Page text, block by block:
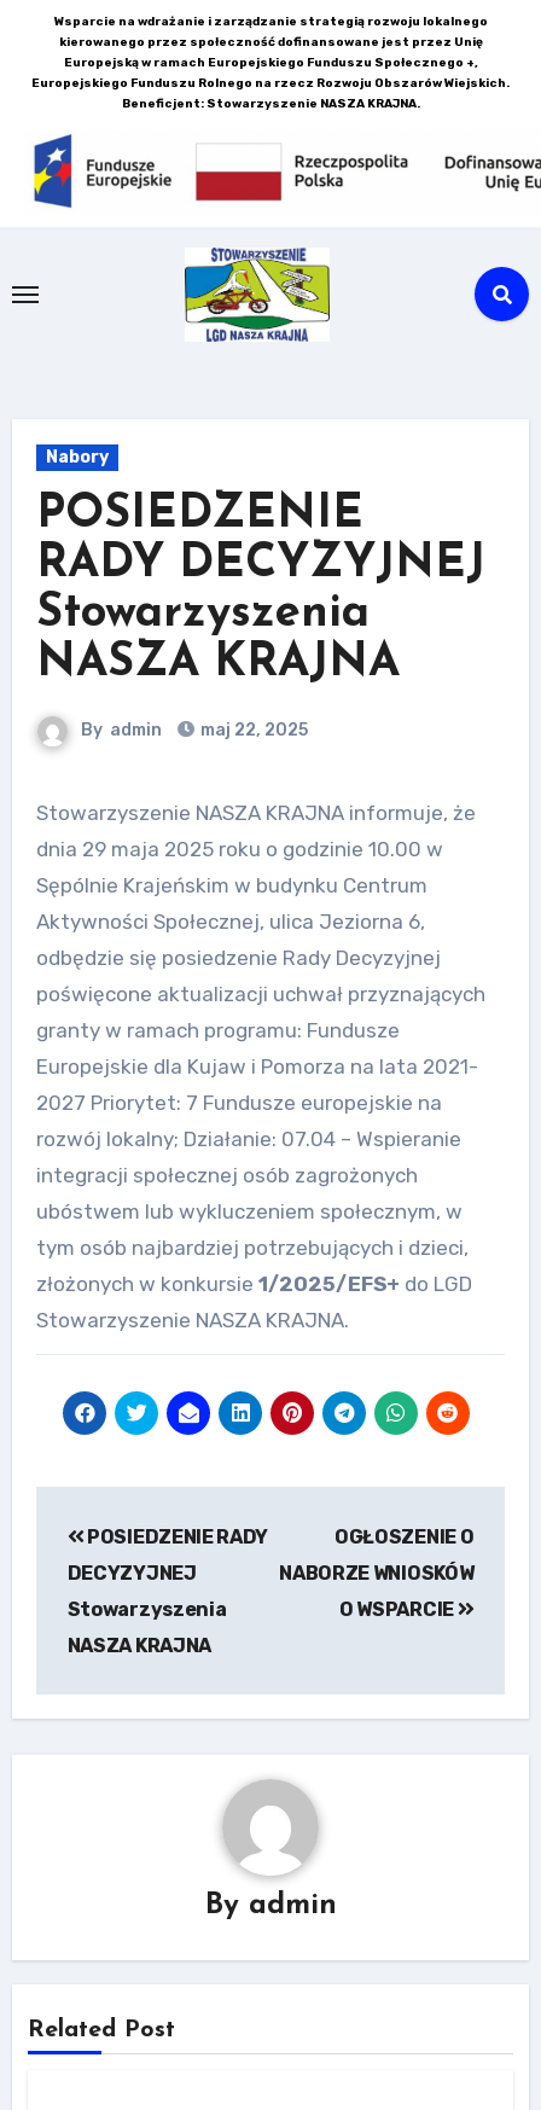
Wsparcie na wdrażanie i zarządzanie strategią rozwoju lokalnego
kierowanego przez społeczność dofinansowane jest przez Unię
Europejską w ramach Europejskiego Funduszu Społecznego +,
Europejskiego Funduszu Rolnego na rzecz Rozwoju Obszarów Wiejskich.
Beneficjent: Stowarzyszenie NASZA KRAJNA.
content
Nabory
POSIEDZENIE
RADY DECYZYJNEJ
Stowarzyszenia
NASZA KRAJNA
By admin maj 22, 2025
Stowarzyszenie NASZA KRAJNA informuje, że
dnia 29 maja 2025 roku o godzinie 10.00 w
Sępólnie Krajeńskim w budynku Centrum
Aktywności Społecznej, ulica Jeziorna 6,
odbędzie się posiedzenie Rady Decyzyjnej
poświęcone aktualizacji uchwał przyznających
granty w ramach programu: Fundusze
Europejskie dla Kujaw i Pomorza na lata 2021-
2027 Priorytet: 7 Fundusze europejskie na
rozwój lokalny; Działanie: 07.04 – Wspieranie
integracji społecznej osób zagrożonych
ubóstwem lub wykluczeniem społecznym, w
tym osób najbardziej potrzebujących i dzieci,
złożonych w konkursie 1/2025/EFS+ do LGD
Stowarzyszenie NASZA KRAJNA.
wpisu
POSIEDZENIE RADY
DECYZYJNEJ
Stowarzyszenia
NASZA KRAJNA
OGŁOSZENIE O
NABORZE WNIOSKÓW
O WSPARCIE
By admin
Related Post